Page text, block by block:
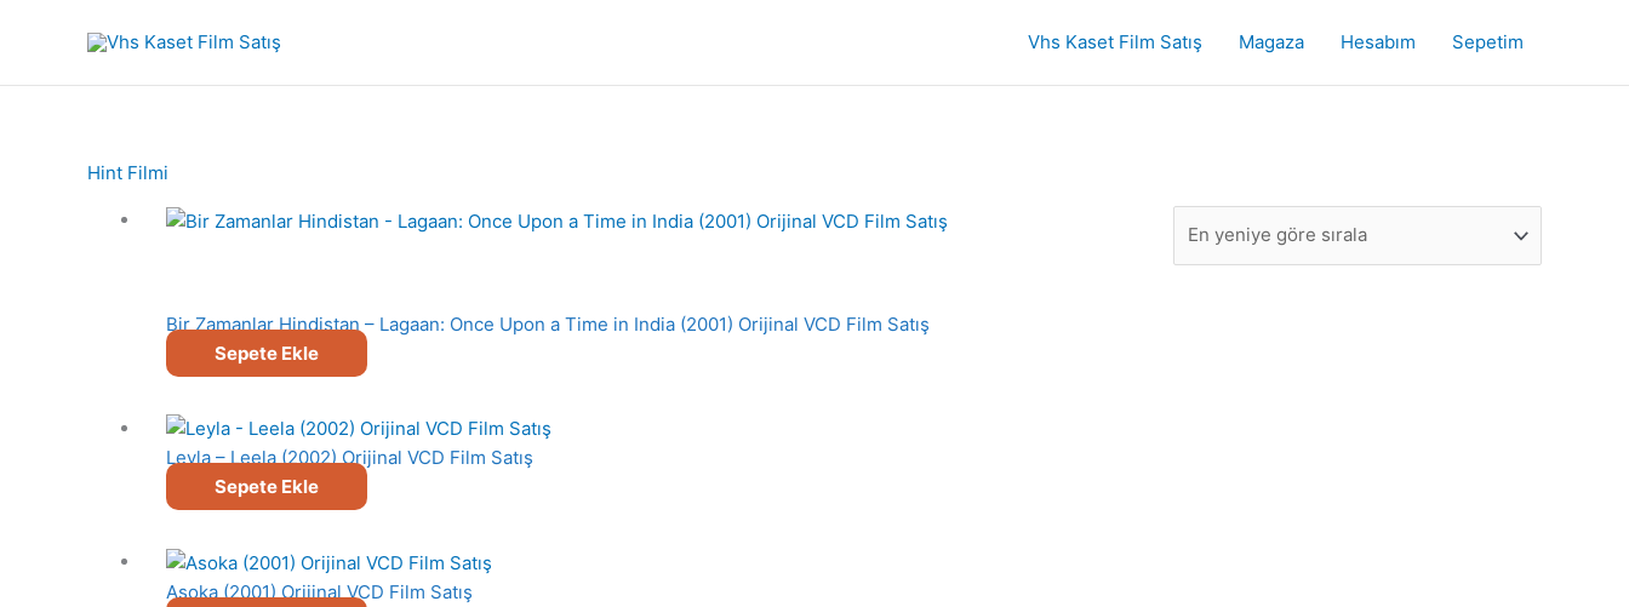
Vhs Kaset Film Satış Magaza Hesabım Sepetim
Hint Filmi
Bir Zamanlar Hindistan – Lagaan: Once Upon a Time in India (2001) Orijinal VCD Film Satış
Sepete Ekle
Leyla – Leela (2002) Orijinal VCD Film Satış
Sepete Ekle
Asoka (2001) Orijinal VCD Film Satış